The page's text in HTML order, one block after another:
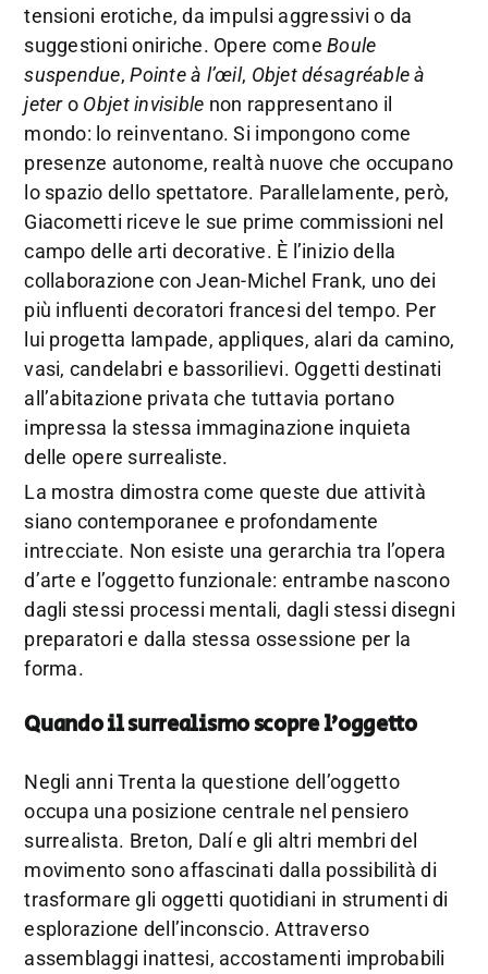
tensioni erotiche, da impulsi aggressivi o da
suggestioni oniriche. Opere comeBoule
suspendue,Pointe à l’œil, Objet désagréable à
jetero Objet invisible non rappresentano il
mondo: lo reinventano. Si impongono come
presenze autonome, realtà nuove che occupano
lo spazio dello spettatore. Parallelamente, però,
Giacometti riceve le sue prime commissioni nel
campo delle arti decorative. È l’inizio della
collaborazione con Jean-Michel Frank, uno dei
più influenti decoratori francesi del tempo. Per
lui progetta lampade, appliques, alari da camino,
vasi, candelabri e bassorilievi. Oggetti destinati
all’abitazione privata che tuttavia portano
impressa la stessa immaginazione inquieta
delle opere surrealiste.
La mostra dimostra come queste due attività
siano contemporanee e profondamente
intrecciate. Non esiste una gerarchia tra l’opera
d’arte e l’oggetto funzionale: entrambe nascono
dagli stessi processi mentali, dagli stessi disegni
preparatori e dalla stessa ossessione per la
forma.
Quando il surrealismo scopre l’oggetto
Negli anni Trenta la questione dell’oggetto
occupa una posizione centrale nel pensiero
surrealista. Breton, Dalí e gli altri membri del
movimento sono affascinati dalla possibilità di
trasformare gli oggetti quotidiani in strumenti di
esplorazione dell’inconscio. Attraverso
assemblaggi inattesi, accostamenti improbabili